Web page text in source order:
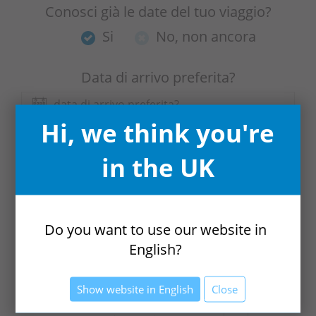
Conosci già le date del tuo viaggio?
Si
No, non ancora
Data di arrivo preferita?
Data di partenza preferita?
Quanto sono flessibili le tue date?
Sai quante persone viaggiano con te?
Hi, we think you're
in the UK
Do you want to use our website in
English?
Show website in English Close